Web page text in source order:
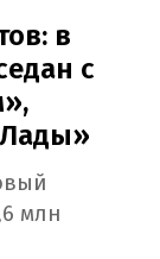
в
с
млн